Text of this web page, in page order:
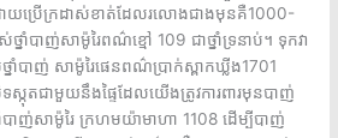
ោយប្រើក្រដាស់ខាត់ដែលរលោងជាងមុនគឺ1000-
នាំបាញ់សាម៉ូរៃពណ៌ខ្មៅ 109 ជាថ្នាំទ្រនាប់។ ទុកវា
នាំបាញ់ សាម៉ូរៃផេនពណ៌ប្រាក់ស្ពាកឃ្លីង1701
ស្កុតជាមួយនឹងផ្ទៃដែលយើងត្រូវការពារមុនបាញ់
ាញ់សាម៉ូរៃ ក្រហមយ៉ាមាហា 1108 ដើម្បីបាញ់